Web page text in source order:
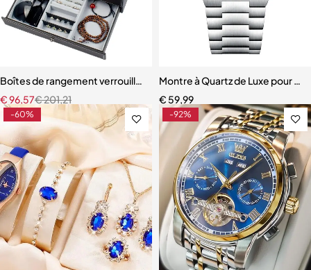
Boîtes de rangement verrouillables en cuir PU pour montres
€201,21
€96,57
Montre à Quartz de Luxe pour
€ 59,99
-60% -92%